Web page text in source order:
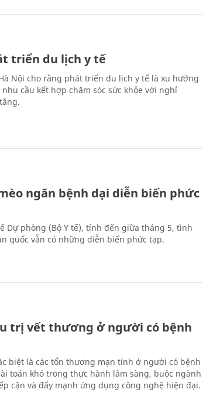
triển du lịch y tế
Nội cho rằng phát triển du lịch y tế là xu hướng
cầu kết hợp chăm sóc sức khỏe với nghỉ
ngăn bệnh dại diễn biến phức
Dự phòng (Bộ Y tế), tính đến giữa tháng 5, tình
quốc vẫn có những diễn biến phức tạp.
trị vết thương ở người có bệnh
biệt là các tổn thương mạn tính ở người có bệnh
toán khó trong thực hành lâm sàng, buộc ngành
cận và đẩy mạnh ứng dụng công nghệ hiện đại.